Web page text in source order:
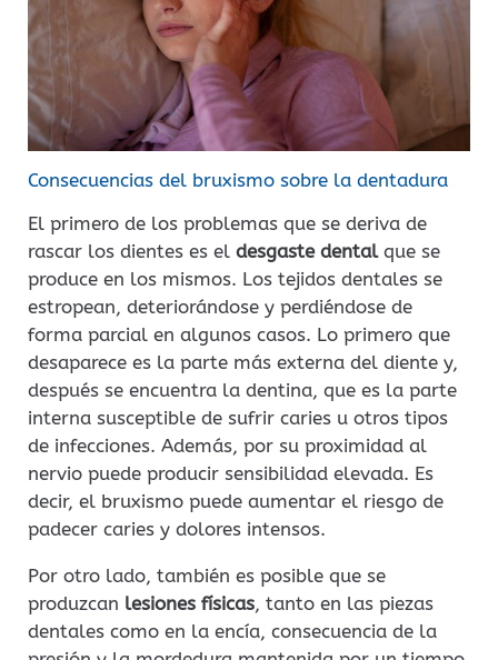
Consecuencias del bruxismo sobre la dentadura
El primero de los problemas que se deriva de
rascar los dientes es el desgaste dentalque se
produce en los mismos. Los tejidos dentales se
estropean, deteriorándose y perdiéndose de
forma parcial en algunos casos. Lo primero que
desaparece es la parte más externa del diente y,
después se encuentra la dentina, que es la parte
interna susceptible de sufrir caries u otros tipos
de infecciones. Además, por su proximidad al
nervio puede producir sensibilidad elevada. Es
decir, el bruxismo puede aumentar el riesgo de
padecer caries y dolores intensos.
Por otro lado, también es posible que se
produzcan lesiones físicas, tanto en las piezas
dentales como en la encía, consecuencia de la